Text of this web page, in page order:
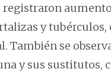
y
También se
y sus sustitutos,